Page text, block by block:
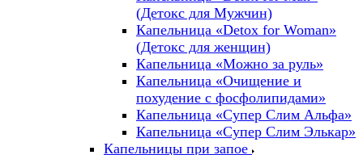
(Детокс для Мужчин)
Капельница «Detox for Woman»
(Детокс для женщин)
Капельница «Можно за руль»
Капельница «Очищение и
похудение с фосфолипидами»
Капельница «Супер Слим Альфа»
Капельница «Супер Слим Элькар»
Капельницы при запое